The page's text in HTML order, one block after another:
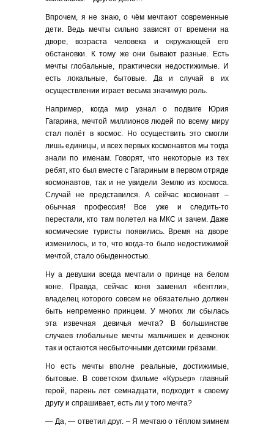
Впрочем, я не знаю, о чём мечтают современные
дети. Ведь мечты сильно зависят от времени на
дворе, возраста человека и окружающей его
обстановки. К тому же они бывают разные. Есть
мечты глобальные, практически недостижимые. И
есть локальные, бытовые. Да и случай в их
осуществлении играет весьма значимую роль.
Например, когда мир узнал о подвиге Юрия
Гагарина, мечтой миллионов людей по всему миру
стал полёт в космос. Но осуществить это смогли
лишь единицы, и всех первых космонавтов мы тогда
знали по именам. Говорят, что некоторые из тех
ребят, кто был вместе с Гагариным в первом отряде
космонавтов, так и не увидели Землю из космоса.
Случай не представился. А сейчас космонавт –
обычная профессия! Все уже и следить-то
перестали, кто там полетел на МКС и зачем. Даже
космические туристы появились. Время на дворе
изменилось, и то, что когда-то было недостижимой
мечтой, стало обыденностью.
Ну а девушки всегда мечтали о принце на белом
коне. Правда, сейчас коня заменил «бентли»,
владелец которого совсем не обязательно должен
быть непременно принцем. У многих ли сбылась
эта извечная девичья мечта? В большинстве
случаев глобальные мечты мальчишек и девчонок
так и остаются несбыточными детскими грёзами.
Но есть мечты вполне реальные, достижимые,
бытовые. В советском фильме «Курьер» главный
герой, парень лет семнадцати, подходит к своему
другу и спрашивает, есть ли у того мечта?
— Да, — ответил друг. – Я мечтаю о тёплом зимнем